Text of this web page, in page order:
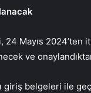
24 Mayıs
ve
giriş belgeleri ile